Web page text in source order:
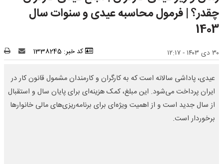
چقدر؟ | فرمول محاسبه عیدی و سنوات سال
1403
۳۰ دی ۱۴۰۳ - ۱۲:۱۷ کد خبر: 1338245
عیدی، پاداشی سالانه است که به کارگران و کارمندان مشمول قانون کار در
ایران پرداخت می‌شود. این مبلغ، کمک هزینه‌ای برای پایان سال و استقبال
از سال جدید است و از اهمیت ویژه‌ای برای برنامه‌ریزی‌های مالی خانوارها
برخوردار است.